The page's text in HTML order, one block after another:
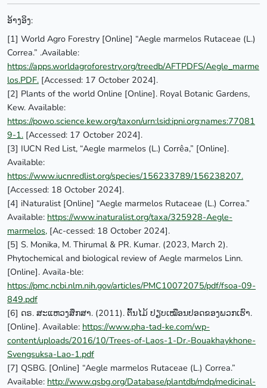
ອ້າງອິງ:
[1] World Agro Forestry [Online] “Aegle marmelos Rutaceae (L.)
Correa.” .Available:
https://apps.worldagroforestry.org/treedb/AFTPDFS/Aegle_marme
los.PDF. [Accessed: 17 October 2024].
[2] Plants of the world Online [Online]. Royal Botanic Gardens,
Kew. Available:
https://powo.science.kew.org/taxon/urn:lsid:ipni.org:names:77081
9-1. [Accessed: 17 October 2024].
[3] IUCN Red List, “Aegle marmelos (L.) Corrêa,” [Online].
Available:
https://www.iucnredlist.org/species/156233789/156238207.
[Accessed: 18 October 2024].
[4] iNaturalist [Online] “Aegle marmelos Rutaceae (L.) Correa.”
Available: https://www.inaturalist.org/taxa/325928-Aegle-
marmelos, [Ac-cessed: 18 October 2024].
[5] S. Monika, M. Thirumal & PR. Kumar. (2023, March 2).
Phytochemical and biological review of Aegle marmelos Linn.
[Online]. Availa-ble:
https://pmc.ncbi.nlm.nih.gov/articles/PMC10072075/pdf/fsoa-09-
849.pdf
[6] ດຣ. ສະແຫວງສຶກສາ. (2011). ຕົ້ນໄມ້ ປຽບເໝືອນປອດຂອງພວກເຮົາ.
[Online]. Available: https://www.pha-tad-ke.com/wp-
content/uploads/2016/10/Trees-of-Laos-1-Dr.-Bouakhaykhone-
Svengsuksa-Lao-1.pdf
[7] QSBG. [Online] “Aegle marmelos Rutaceae (L.) Correa.”
Available: http://www.qsbg.org/Database/plantdb/mdp/medicinal-